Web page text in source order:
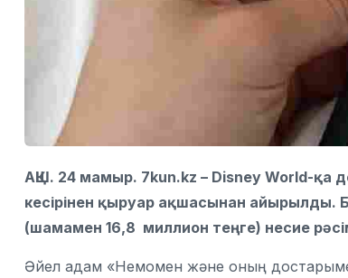
АҚШ. 24 мамыр. 7kun.kz – Disney World-қа
кесірінен қыруар ақшасынан айырылды.
(шамамен 16,8 миллион теңге) несие
Әйел адам «Немомен және оның